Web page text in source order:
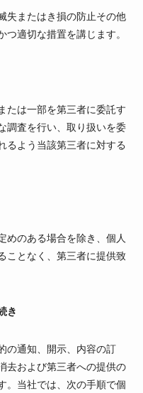
失またはき損の防止その他
適切な措置を講じます。
たは一部を第三者に委託す
調査を行い、取り扱いを委
るよう当該第三者に対する
めのある場合を除き、個人
ことなく、第三者に提供致
き
の通知、開示、内容の訂
去および第三者への提供の
。当社では、次の手順で個